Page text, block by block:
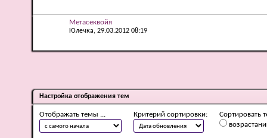
Метасеквойя
Юлечка, 29.03.2012 08:19
Настройка отображения тем
Отображать темы ... Критерий сортировки:
Сортировать